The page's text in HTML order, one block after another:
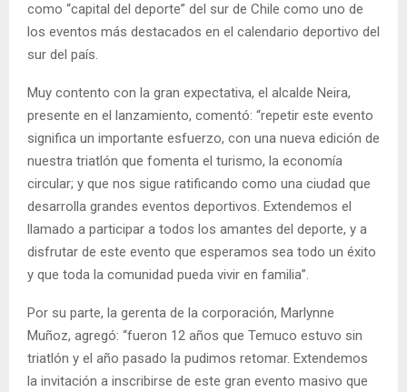
como “capital del deporte” del sur de Chile como uno de
los eventos más destacados en el calendario deportivo del
sur del país.
Muy contento con la gran expectativa, el alcalde Neira,
presente en el lanzamiento, comentó: “repetir este evento
significa un importante esfuerzo, con una nueva edición de
nuestra triatlón que fomenta el turismo, la economía
circular; y que nos sigue ratificando como una ciudad que
desarrolla grandes eventos deportivos. Extendemos el
llamado a participar a todos los amantes del deporte, y a
disfrutar de este evento que esperamos sea todo un éxito
y que toda la comunidad pueda vivir en familia”.
Por su parte, la gerenta de la corporación, Marlynne
Muñoz, agregó: “fueron 12 años que Temuco estuvo sin
triatlón y el año pasado la pudimos retomar. Extendemos
la invitación a inscribirse de este gran evento masivo que